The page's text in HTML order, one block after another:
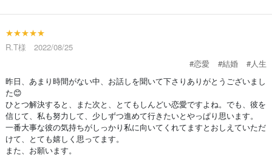
★★★★★
R.T様 2022/08/25
#恋愛
#結婚
#人生
昨日、あまり時間がない中、お話しを聞いて下さりありがとうございまし
た😊
ひとつ解決すると、また次と、とてもしんどい恋愛ですよね。でも、彼を
信じて、私も努力して、少しずつ進めて行きたいとやっぱり思います。
一番大事な彼の気持ちがしっかり私に向いてくれてますとおしえていただ
けて、とても嬉しく思ってます。
また、お願います。